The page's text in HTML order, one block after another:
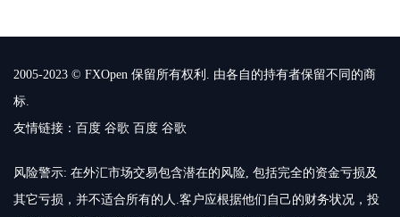
2005-2023 © FXOpen 保留所有权利. 由各自的持有者保留不同的商
标.
友情链接： 百度 谷歌 百度 谷歌
风险警示: 在外汇市场交易包含潜在的风险, 包括完全的资金亏损及
其它亏损，并不适合所有的人.客户应根据他们自己的财务状况，投